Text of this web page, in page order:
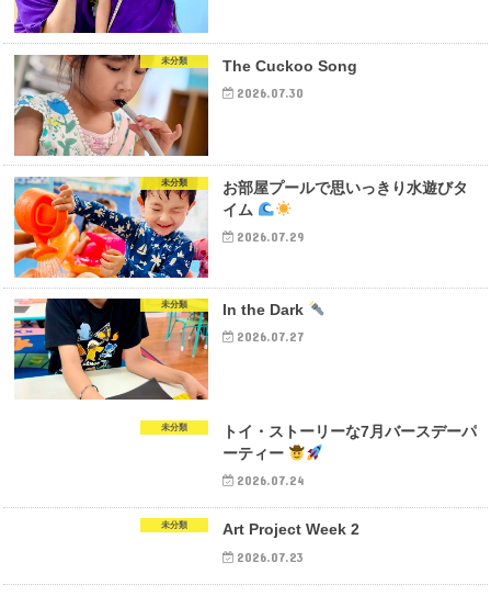
未分類 The Cuckoo Song
2026.07.30
未分類
お部屋プールで思いっきり水遊びタ
イム
2026.07.29
未分類 In the Dark
2026.07.27
未分類
トイ・ストーリーな7月バースデーパ
ーティー
2026.07.24
未分類 Art Project Week 2
2026.07.23